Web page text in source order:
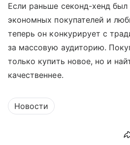
Если раньше секонд-хенд
экономных покупателей и
теперь он конкурирует с
за массовую аудиторию.
только купить новое, но и
качественнее.
Новости